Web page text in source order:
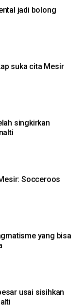
jadi bolong
suka cita Mesir
singkirkan
Socceroos
yang bisa
usai sisihkan